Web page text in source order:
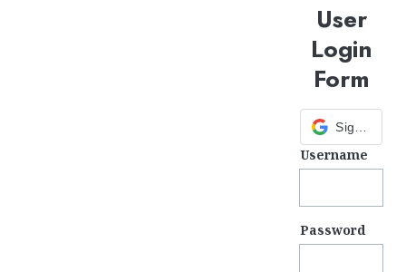
User
Login
Form
Username
Password